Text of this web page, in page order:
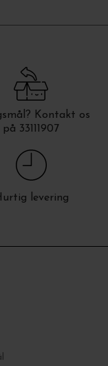
Kontakt os
på 33111907
levering